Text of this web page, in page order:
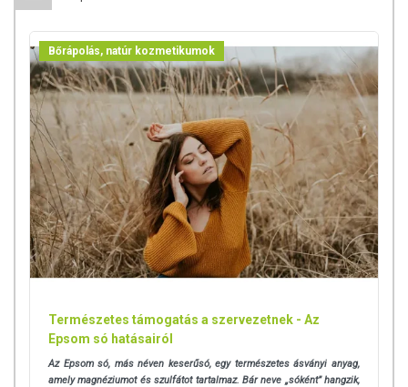
Bőrápolás, natúr kozmetikumok
Természetes támogatás a szervezetnek - Az
Epsom só hatásairól
Az Epsom só, más néven keserűsó, egy természetes ásványi anyag,
amely magnéziumot és szulfátot tartalmaz. Bár neve „sóként” hangzik,